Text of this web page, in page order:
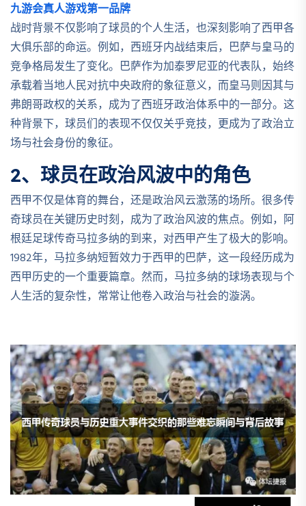
九游会真人游戏第一品牌
战时背景不仅影响了球员的个人生活，也深刻影响了西甲各
大俱乐部的命运。例如，西班牙内战结束后，巴萨与皇马的
竞争格局发生了变化。巴萨作为加泰罗尼亚的代表队，始终
承载着当地人民对抗中央政府的象征意义，而皇马则因其与
弗朗哥政权的关系，成为了西班牙政治体系中的一部分。这
种背景下，球员们的表现不仅仅关乎竞技，更成为了政治立
场与社会身份的象征。
2、球员在政治风波中的角色
西甲不仅是体育的舞台，还是政治风云激荡的场所。很多传
奇球员在关键历史时刻，成为了政治风波的焦点。例如，阿
根廷足球传奇马拉多纳的到来，对西甲产生了极大的影响。
1982年，马拉多纳短暂效力于西甲的巴萨，这一段经历成为
西甲历史的一个重要篇章。然而，马拉多纳的球场表现与个
人生活的复杂性，常常让他卷入政治与社会的漩涡。